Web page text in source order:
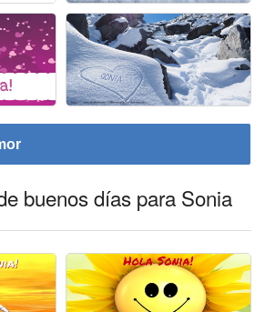
buenos días para Sonia